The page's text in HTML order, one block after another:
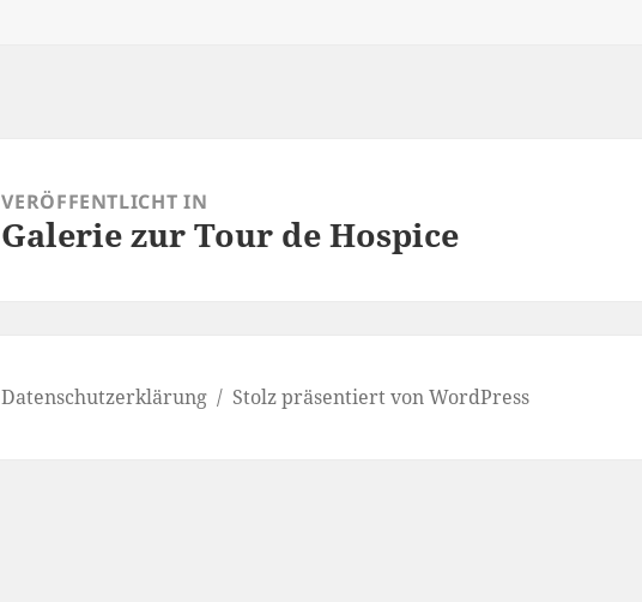
VERÖFFENTLICHT IN
Galerie zur Tour de Hospice
Datenschutzerklärung Stolz präsentiert von WordPress